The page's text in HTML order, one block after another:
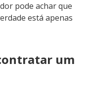
pode achar que
está apenas
um